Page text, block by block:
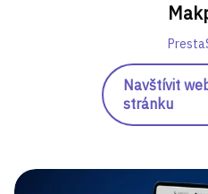
Navštívit
stránku